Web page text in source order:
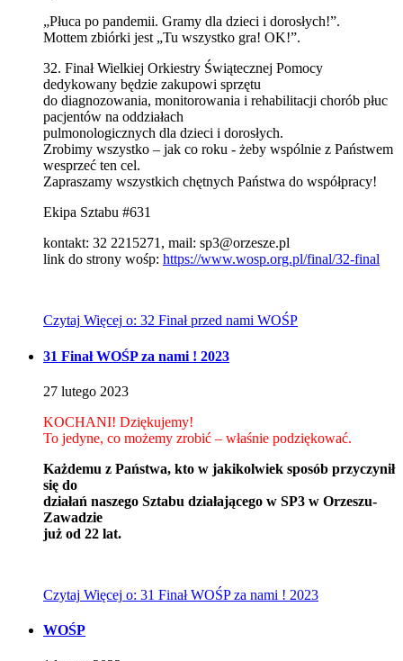
„Płuca po pandemii. Gramy dla dzieci i dorosłych!”.
Mottem zbiórki jest „Tu wszystko gra! OK!”.
32. Finał Wielkiej Orkiestry Świątecznej Pomocy
dedykowany będzie zakupowi sprzętu
do diagnozowania, monitorowania i rehabilitacji chorób płuc
pacjentów na oddziałach
pulmonologicznych dla dzieci i dorosłych.
Zrobimy wszystko – jak co roku - żeby wspólnie z Państwem
wesprzeć ten cel.
Zapraszamy wszystkich chętnych Państwa do współpracy!
Ekipa Sztabu #631
kontakt: 32 2215271, mail: sp3@orzesze.pl
link do strony wośp: https://www.wosp.org.pl/final/32-final
Czytaj Więcej o: 32 Finał przed nami WOŚP
31 Finał WOŚP za nami ! 2023
27 lutego 2023
KOCHANI! Dziękujemy!
To jedyne, co możemy zrobić – właśnie podziękować.
Każdemu z Państwa, kto w jakikolwiek sposób przyczynił
się do
działań naszego Sztabu działającego w SP3 w Orzeszu-
Zawadzie
już od 22 lat.
Czytaj Więcej o: 31 Finał WOŚP za nami ! 2023
WOŚP